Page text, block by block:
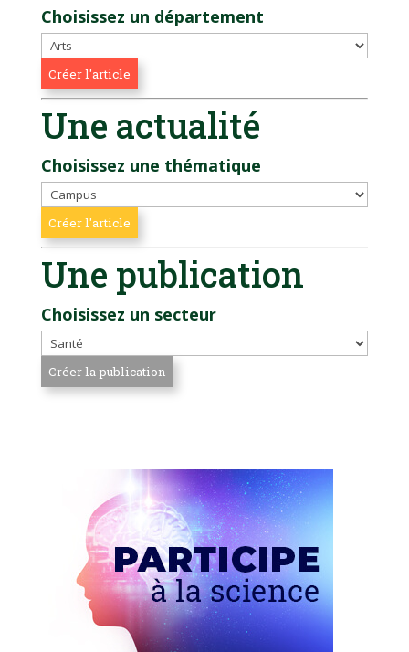
Choisissez un département
Une actualité
Choisissez une thématique
Une publication
Choisissez un secteur